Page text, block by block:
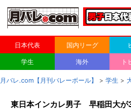
日本代表 国内リーグ
学生 海外 ト
月バレ.com【月刊バレーボール】 > 学生 >
東日本インカレ男子 早稲田大が